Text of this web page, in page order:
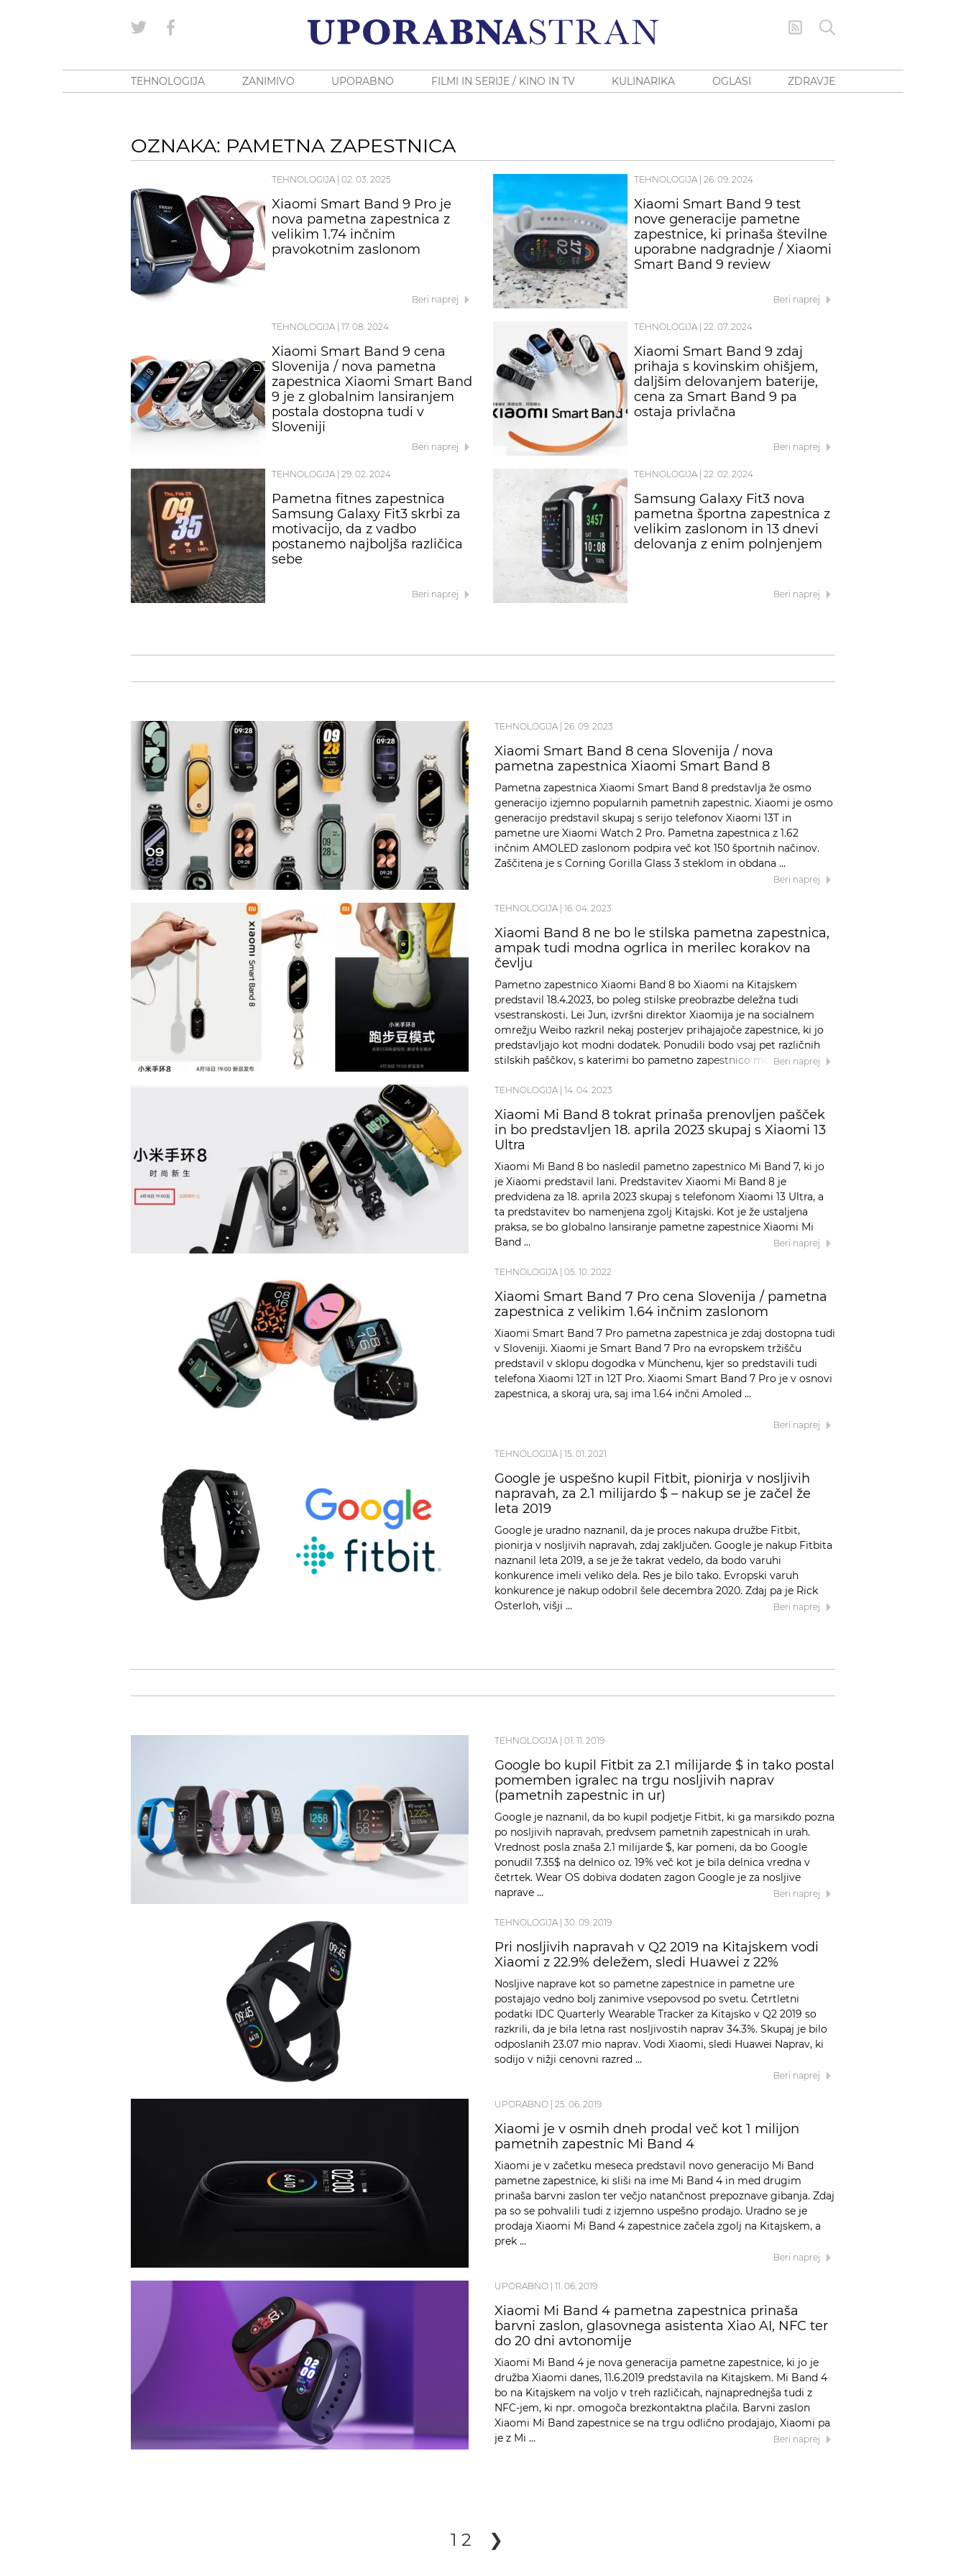
TEHNOLOGIJA ZANIMIVO UPORABNO FILMI IN SERIJE / KINO IN TV KULINARIKA OGLASI ZDRAVJE
OZNAKA: PAMETNA ZAPESTNICA
TEHNOLOGIJA 02. 03. 2025
Xiaomi Smart Band 9 Pro je
nova pametna zapestnica z
velikim 1.74 inčnim
pravokotnim zaslonom
Beri naprej
TEHNOLOGIJA| 26. 09. 2024
Xiaomi Smart Band 9 test
nove generacije pametne
zapestnice, ki prinaša številne
uporabne nadgradnje / Xiaomi
Smart Band 9 review
Beri naprej
TEHNOLOGIJA 17. 08. 2024
Xiaomi Smart Band 9 cena
Slovenija / nova pametna
zapestnica Xiaomi Smart Band
9 je z globalnim lansiranjem
postala dostopna tudi v
Sloveniji
Beri naprej
TEHNOLOGIJA| 22. 07. 2024
Xiaomi Smart Band 9 zdaj
prihaja s kovinskim ohišjem,
daljšim delovanjem baterije,
cena za Smart Band 9 pa
ostaja privlačna
Beri naprej
TEHNOLOGIJA 29. 02. 2024
Pametna fitnes zapestnica
Samsung Galaxy Fit3 skrbi za
motivacijo, da z vadbo
postanemo najboljša različica
sebe
Beri naprej
TEHNOLOGIJA| 22. 02. 2024
Samsung Galaxy Fit3 nova
pametna športna zapestnica z
velikim zaslonom in 13 dnevi
delovanja z enim polnjenjem
Beri naprej
TEHNOLOGIJA 26. 09. 2023
Xiaomi Smart Band 8 cena Slovenija / nova
pametna zapestnica Xiaomi Smart Band 8
Pametna zapestnica Xiaomi Smart Band 8 predstavlja že osmo
generacijo izjemno popularnih pametnih zapestnic. Xiaomi je osmo
generacijo predstavil skupaj s serijo telefonov Xiaomi 13T in
pametne ure Xiaomi Watch 2 Pro. Pametna zapestnica z 1.62
inčnim AMOLED zaslonom podpira več kot 150 športnih načinov.
Zaščitena je s Corning Gorilla Glass 3 steklom in obdana …
Beri naprej
TEHNOLOGIJA 16. 04. 2023
Xiaomi Band 8 ne bo le stilska pametna zapestnica,
ampak tudi modna ogrlica in merilec korakov na
čevlju
Pametno zapestnico Xiaomi Band 8 bo Xiaomi na Kitajskem
predstavil 18.4.2023, bo poleg stilske preobrazbe deležna tudi
vsestranskosti. Lei Jun, izvršni direktor Xiaomija je na socialnem
omrežju Weibo razkril nekaj posterjev prihajajoče zapestnice, ki jo
predstavljajo kot modni dodatek. Ponudili bodo vsaj pet različnih
stilskih paščkov, s katerimi bo pametno zapestnico močBeri naprej
TEHNOLOGIJA 14. 04. 2023
Xiaomi Mi Band 8 tokrat prinaša prenovljen pašček
in bo predstavljen 18. aprila 2023 skupaj s Xiaomi 13
Ultra
Xiaomi Mi Band 8 bo nasledil pametno zapestnico Mi Band 7, ki jo
je Xiaomi predstavil lani. Predstavitev Xiaomi Mi Band 8 je
predvidena za 18. aprila 2023 skupaj s telefonom Xiaomi 13 Ultra, a
ta predstavitev bo namenjena zgolj Kitajski. Kot je že ustaljena
praksa, se bo globalno lansiranje pametne zapestnice Xiaomi Mi
Band …
Beri naprej
TEHNOLOGIJA 05. 10. 2022
Xiaomi Smart Band 7 Pro cena Slovenija / pametna
zapestnica z velikim 1.64 inčnim zaslonom
Xiaomi Smart Band 7 Pro pametna zapestnica je zdaj dostopna tudi
v Sloveniji. Xiaomi je Smart Band 7 Pro na evropskem tržišču
predstavil v sklopu dogodka v Münchenu, kjer so predstavili tudi
telefona Xiaomi 12T in 12T Pro. Xiaomi Smart Band 7 Pro je v osnovi
zapestnica, a skoraj ura, saj ima 1.64 inčni Amoled …
Beri naprej
TEHNOLOGIJA 15. 01. 2021
Google je uspešno kupil Fitbit, pionirja v nosljivih
napravah, za 2.1 milijardo $ – nakup se je začel že
leta 2019
Google je uradno naznanil, da je proces nakupa družbe Fitbit,
pionirja v nosljivih napravah, zdaj zaključen. Google je nakup Fitbita
naznanil leta 2019, a se je že takrat vedelo, da bodo varuhi
konkurence imeli veliko dela. Res je bilo tako. Evropski varuh
konkurence je nakup odobril šele decembra 2020. Zdaj pa je Rick
Osterloh, višji …
Beri naprej
TEHNOLOGIJA 01. 11. 2019
Google bo kupil Fitbit za 2.1 milijarde $ in tako postal
pomemben igralec na trgu nosljivih naprav
(pametnih zapestnic in ur)
Google je naznanil, da bo kupil podjetje Fitbit, ki ga marsikdo pozna
po nosljivih napravah, predvsem pametnih zapestnicah in urah.
Vrednost posla znaša 2.1 milijarde $, kar pomeni, da bo Google
ponudil 7.35$ na delnico oz. 19% več kot je bila delnica vredna v
četrtek. Wear OS dobiva dodaten zagon Google je za nosljive
naprave …
Beri naprej
TEHNOLOGIJA 30. 09. 2019
Pri nosljivih napravah v Q2 2019 na Kitajskem vodi
Xiaomi z 22.9% deležem, sledi Huawei z 22%
Nosljive naprave kot so pametne zapestnice in pametne ure
postajajo vedno bolj zanimive vsepovsod po svetu. Četrtletni
podatki IDC Quarterly Wearable Tracker za Kitajsko v Q2 2019 so
razkrili, da je bila letna rast nosljivostih naprav 34.3%. Skupaj je bilo
odposlanih 23.07 mio naprav. Vodi Xiaomi, sledi Huawei Naprav, ki
sodijo v nižji cenovni razred …
Beri naprej
UPORABNO 25. 06. 2019
Xiaomi je v osmih dneh prodal več kot 1 milijon
pametnih zapestnic Mi Band 4
Xiaomi je v začetku meseca predstavil novo generacijo Mi Band
pametne zapestnice, ki sliši na ime Mi Band 4 in med drugim
prinaša barvni zaslon ter večjo natančnost prepoznave gibanja. Zdaj
pa so se pohvalili tudi z izjemno uspešno prodajo. Uradno se je
prodaja Xiaomi Mi Band 4 zapestnice začela zgolj na Kitajskem, a
prek …
Beri naprej
UPORABNO 11. 06. 2019
Xiaomi Mi Band 4 pametna zapestnica prinaša
barvni zaslon, glasovnega asistenta Xiao AI, NFC ter
do 20 dni avtonomije
Xiaomi Mi Band 4 je nova generacija pametne zapestnice, ki jo je
družba Xiaomi danes, 11.6.2019 predstavila na Kitajskem. Mi Band 4
bo na Kitajskem na voljo v treh različicah, najnaprednejša tudi z
NFC-jem, ki npr. omogoča brezkontaktna plačila. Barvni zaslon
Xiaomi Mi Band zapestnice se na trgu odlično prodajajo, Xiaomi pa
je z Mi …
Beri naprej
1 2 ❯